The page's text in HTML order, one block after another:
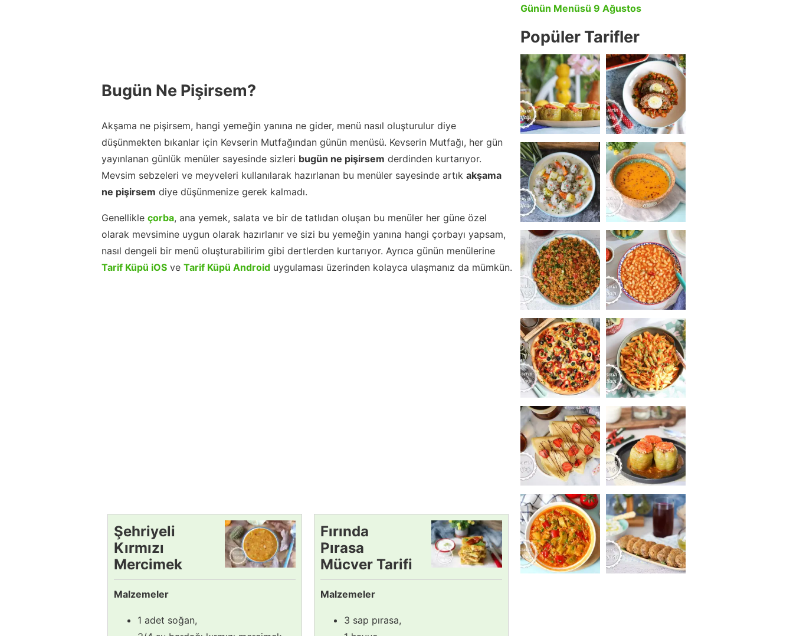
Bugün Ne Pişirsem?
Akşama ne pişirsem, hangi yemeğin yanına ne gider, menü nasıl oluşturulur diye
düşünmekten bıkanlar için Kevserin Mutfağından günün menüsü. Kevserin Mutfağı, her gün
yayınlanan günlük menüler sayesinde sizleri bugün ne pişirsem derdinden kurtarıyor.
Mevsim sebzeleri ve meyveleri kullanılarak hazırlanan bu menüler sayesinde artık akşama
ne pişirsem diye düşünmenize gerek kalmadı.
Genellikle çorba, ana yemek, salata ve bir de tatlıdan oluşan bu menüler her güne özel
olarak mevsimine uygun olarak hazırlanır ve sizi bu yemeğin yanına hangi çorbayı yapsam,
nasıl dengeli bir menü oluşturabilirim gibi dertlerden kurtarıyor. Ayrıca günün menülerine
Tarif Küpü iOS ve Tarif Küpü Android uygulaması üzerinden kolayca ulaşmanız da mümkün.
Şehriyeli
Kırmızı
Mercimek
Çorbası
Tarifi
Malzemeler
1 adet soğan,
Fırında
Pırasa
Mücver Tarifi
Malzemeler
3 sap pırasa,
Günün Menüsü 9 Ağustos
Popüler Tarifler